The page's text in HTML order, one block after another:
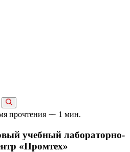
прочтения ⁓ 1 мин.
учебный лабораторно-
«Промтех»